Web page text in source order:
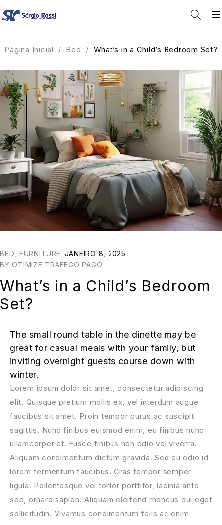
Página Inicial / Bed / What’s in a Child’s Bedroom Set?
BED FURNITURE JANEIRO 8, 2025
BY OTIMIZE TRAFEGO PAGO
What’s in a Child’s Bedroom
Set?
The small round table in the dinette may be
great for casual meals with your family, but
inviting overnight guests course down with
winter.
Lorem ipsum dolor sit amet, consectetur adipiscing
elit. Quisque pretium mollis ex, vel interdum augue
faucibus sit amet. Proin tempor purus ac suscipit
sagittis. Nunc finibus euismod enim, eu finibus nunc
ullamcorper et. Fusce finibus non odio vel viverra.
Aliquam condimentum dictum gravida. Sed eu odio id
lorem fermentum faucibus. Cras tempor semper
ligula. Pellentesque vel tortor porttitor, lacinia ante
sed, ornare sapien. Aliquam eleifend rhoncus dui eget
sollicitudin. Vivamus condimentum felis ac enim